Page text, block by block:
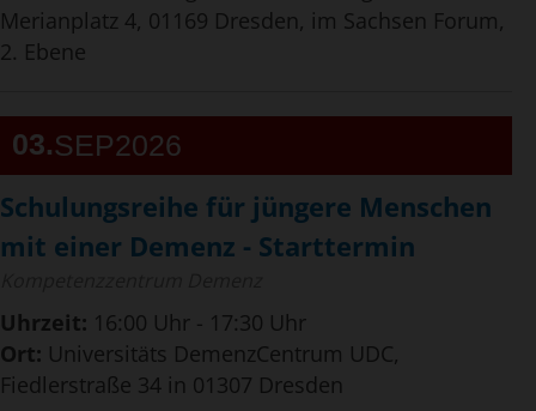
Merianplatz 4, 01169 Dresden, im Sachsen Forum,
2. Ebene
03 SEP2026
Schulungsreihe für jüngere Menschen
mit einer Demenz - Starttermin
Uhrzeit: 16:00 Uhr - 17:30 Uhr
Ort: Universitäts DemenzCentrum UDC,
Fiedlerstraße 34 in 01307 Dresden